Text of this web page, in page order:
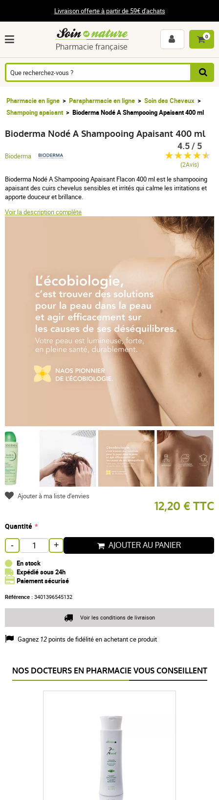
Livraison offerte à partir de 59€ d'achats
Pharmacie française
0
Pharmacie en ligne Parapharmacie en ligne
Soin des Cheveux
Shampoing apaisant
Bioderma Nodé A Shampooing Apaisant 400 ml
Bioderma Nodé A Shampooing Apaisant 400 ml
Bioderma
Bioderma Nodé A Shampooing Apaisant Flacon 400 ml est le shampooing
apaisant des cuirs chevelus sensibles et irrités qui calme les irritations et
apporte douceur et brillance.
Voir la description complète
12,20 € TTC
Quantité
- + AJOUTER AU PANIER
En stock
Expédié sous 24h
Paiement sécurisé
Référence : 3401396545132
Gagnez 12points de fidélité en achetant ce produit
4.5 / 5
(2Avis)
Ajouter à ma liste d'envies
Voir les conditions de livraison
NOS DOCTEURS EN PHARMACIE VOUS CONSEILLENT